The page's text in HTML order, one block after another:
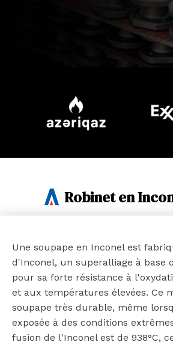
Robinet en
Une soupape en Inconel est
d'Inconel, un superalliage à base
pour sa forte résistance à
et aux températures élevées. Ce
soupape très durable, même
exposée à des conditions
fusion de l'Inconel est de 938°C,